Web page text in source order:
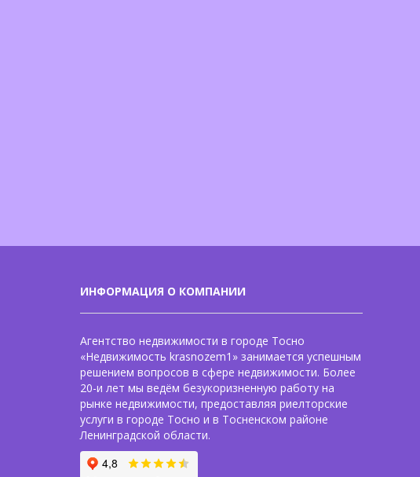
ИНФОРМАЦИЯ О КОМПАНИИ
Агентство недвижимости в городе Тосно
«Недвижимость krasnozem1» занимается успешным
решением вопросов в сфере недвижимости. Более
20-и лет мы ведём безукоризненную работу на
рынке недвижимости, предоставляя риелторские
услуги в городе Тосно и в Тосненском районе
Ленинградской области.